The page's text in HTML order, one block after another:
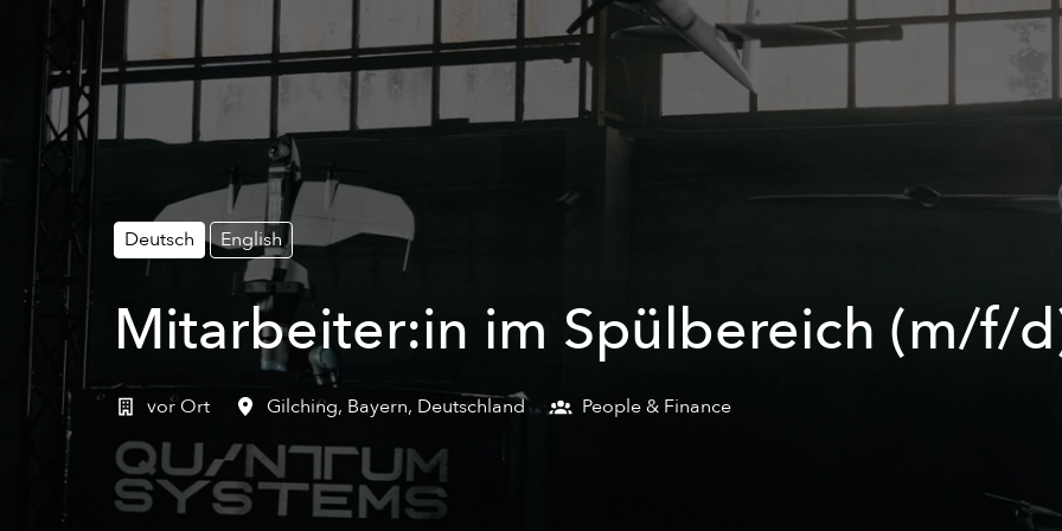
Deutsch English
Mitarbeiter:in im Spülbereich (m/f/
vor Ort Gilching, Bayern, Deutschland People & Finance